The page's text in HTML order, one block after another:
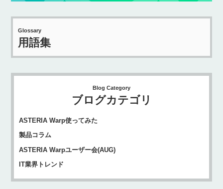
Glossary
用語集
Blog Category
ブログカテゴリ
ASTERIA Warp使ってみた
製品コラム
ASTERIA Warpユーザー会(AUG)
IT業界トレンド